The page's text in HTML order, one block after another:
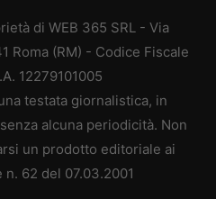
di WEB 365 SRL - Via
Roma (RM) - Codice Fiscale
12279101005
testata giornalistica, in
alcuna periodicità. Non
un prodotto editoriale ai
62 del 07.03.2001